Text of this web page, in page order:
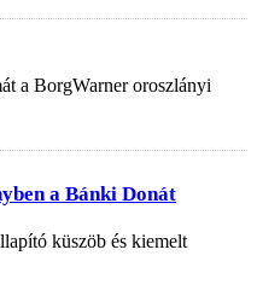
a BorgWarner oroszlányi
a Bánki Donát
küszöb és kiemelt